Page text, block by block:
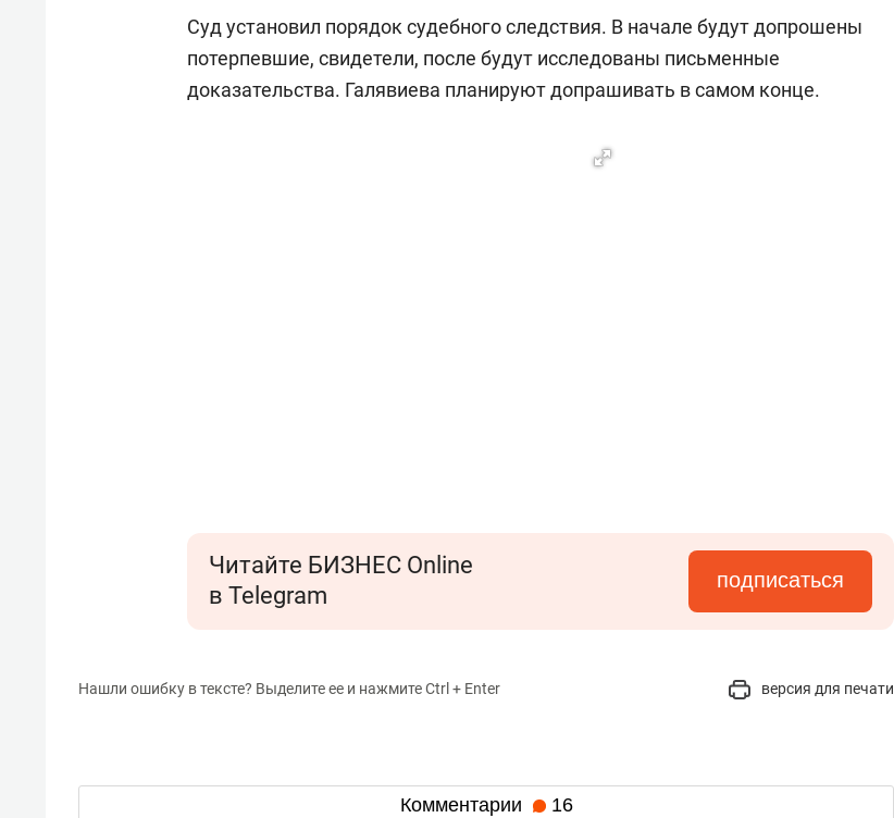
Суд установил порядок судебного следствия. В начале будут допрошены
потерпевшие, свидетели, после будут исследованы письменные
доказательства. Галявиева планируют допрашивать в самом конце.
Читайте БИЗНЕС Online
в Telegram
подписаться
Нашли ошибку в тексте? Выделите ее и нажмите Ctrl + Enter версия для печати
Комментарии 16